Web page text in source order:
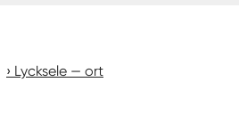
Lycksele — ort